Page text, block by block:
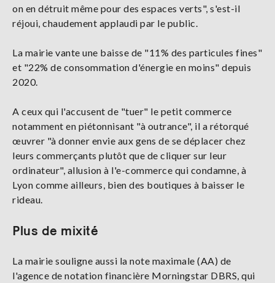
on en détruit même pour des espaces verts", s'est-il
réjoui, chaudement applaudi par le public.
La mairie vante une baisse de "11% des particules fines"
et "22% de consommation d'énergie en moins" depuis
2020.
A ceux qui l'accusent de "tuer" le petit commerce
notamment en piétonnisant "à outrance", il a rétorqué
œuvrer "à donner envie aux gens de se déplacer chez
leurs commerçants plutôt que de cliquer sur leur
ordinateur", allusion à l'e-commerce qui condamne, à
Lyon comme ailleurs, bien des boutiques à baisser le
rideau.
Plus de mixité
La mairie souligne aussi la note maximale (AA) de
l'agence de notation financière Morningstar DBRS, qui